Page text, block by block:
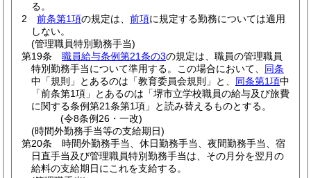
る。
2
前条第1項の規定は、 前項に規定する勤務については適用
しない。
(管理職員特別勤務手当)
第19条
職員給与条例第21条の3の規定は、職員の管理職員
特別勤務手当について準用する。
この場合において、 同条
中「規則」とあるのは「教育委員会規則」と、 同条第1項中
「前条第1項」とあるのは「堺市立学校職員の給与及び旅費
に関する条例第21条第1項」と読み替えるものとする。
(令8条例26・一改)
(時間外勤務手当等の支給期日)
第20条
時間外勤務手当、休日勤務手当、夜間勤務手当、宿
日直手当及び管理職員特別勤務手当は、その月分を翌月の
給料の支給期日にこれを支給する。